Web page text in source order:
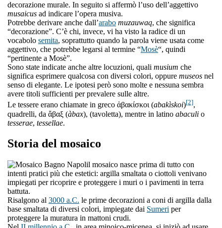
decorazione murale. In seguito si affermò l’uso dell’aggettivo
musaicus ad indicare l’opera musiva.
Potrebbe derivare anche dall’arabo muzauwaq, che significa
“decorazione”. C’è chi, invece, vi ha visto la radice di un
vocabolo semita, soprattutto quando la parola viene usata come
aggettivo, che potrebbe legarsi al termine “Mosè“, quindi
“pertinente a Mosè”.
Sono state indicate anche altre locuzioni, quali musium che
significa esprimere qualcosa con diversi colori, oppure museos nel
senso di elegante. Le ipotesi però sono molte e nessuna sembra
avere titoli sufficienti per prevalere sulle altre.
Le tessere erano chiamate in greco ἀβακίσκοι (abakìskoi)[2],
quadrelli, da ἄβαξ (àbax), (tavoletta), mentre in latino abaculi o
tesserae, tessellae.
Storia del mosaico
l mosaico nasce prima di tutto con
intenti pratici più che estetici: argilla smaltata o ciottoli venivano
impiegati per ricoprire e proteggere i muri o i pavimenti in terra
battuta.
Risalgono al 3000 a.C. le prime decorazioni a coni di argilla dalla
base smaltata di diversi colori, impiegate dai Sumeri per
proteggere la muratura in mattoni crudi.